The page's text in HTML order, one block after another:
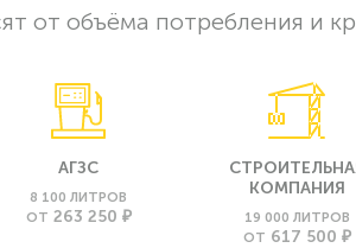
от объёма потребления и
АГЗС
8 100 ЛИТРОВ
ОТ 263 250 ₽
КОМПАНИЯ
19 000 ЛИТРОВ
ОТ 617 500 ₽